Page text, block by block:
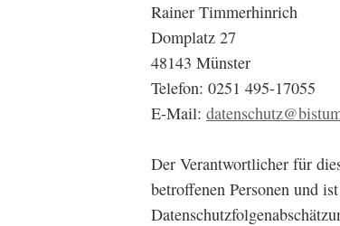
Rainer Timmerhinrich
Domplatz 27
48143 Münster
Telefon: 0251 495-17055
E-Mail:
Der Verantwortlicher für
betroffenen Personen und